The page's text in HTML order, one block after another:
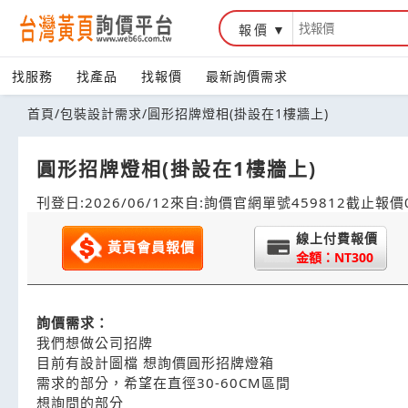
報價
找服務 找產品 找報價 最新詢價需求
首頁/包裝設計需求/圓形招牌燈相(掛設在1樓牆上)
圓形招牌燈相(掛設在1樓牆上)
刊登日:2026/06/12來自:詢價官網單號459812截止報
黃頁會員報價
線上付費報價
金額：NT300
詢價需求：
我們想做公司招牌
目前有設計圖檔 想詢價圓形招牌燈箱
需求的部分，希望在直徑30-60CM區間
想詢問的部分